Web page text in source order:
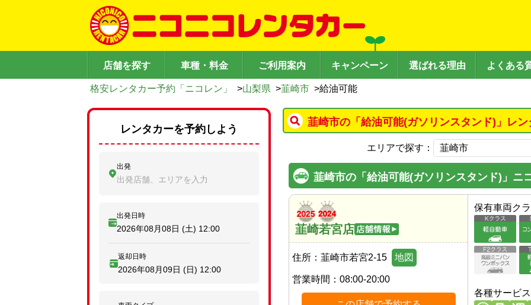
店舗を探す 車種・料金 ご利用案内 キャンペーン 選ばれる理由 よくある
格安レンタカー予約「ニコレン」 >山梨県 >韮崎市 >給油可能
韮崎市の「給油可能(ガソリンスタンド)」レ
エリアで探す：
韮崎市の「給油可能(ガソリンスタンド)」ニ
韮崎若宮店
住所： 韮崎市若宮2-15 地図
営業時間： 08:00-20:00
保有車両ク
各種サービス
レンタカーを予約しよう
出発
出発店舗、エリアを入力
出発日時
2026年08月08日 (土) 12:00
返却日時
2026年08月09日 (日) 12:00